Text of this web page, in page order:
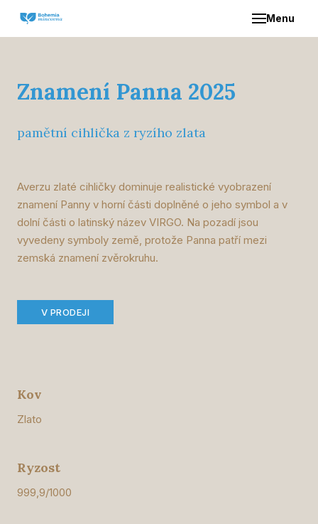
Menu
Znamení Panna 2025
pamětní cihlička z ryzího zlata
Averzu zlaté cihličky dominuje realistické vyobrazení
znamení Panny v horní části doplněné o jeho symbol a v
dolní části o latinský název VIRGO. Na pozadí jsou
vyvedeny symboly země, protože Panna patří mezi
zemská znamení zvěrokruhu.
V PRODEJI
Kov
Zlato
Ryzost
999,9/1000